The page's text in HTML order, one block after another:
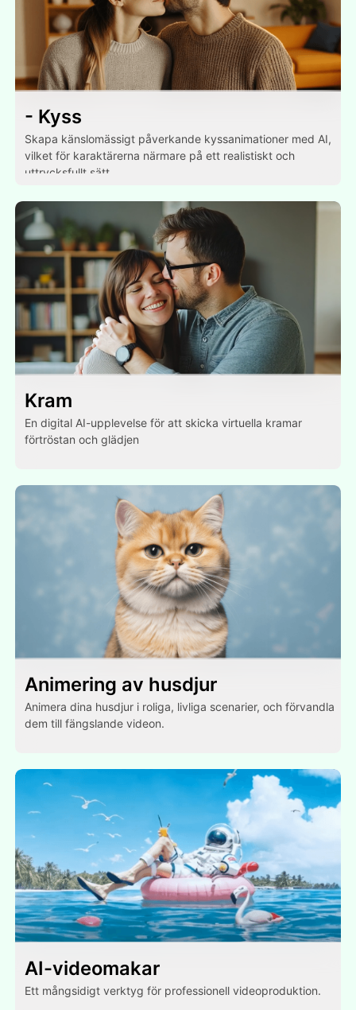
- Kyss
Skapa känslomässigt påverkande kyssanimationer med AI,
vilket för karaktärerna närmare på ett realistiskt och
uttrycksfullt sätt.
Kram
En digital AI-upplevelse för att skicka virtuella kramar
förtröstan och glädjen
Animering av husdjur
Animera dina husdjur i roliga, livliga scenarier, och förvandla
dem till fängslande videon.
AI-videomakar
Ett mångsidigt verktyg för professionell videoproduktion.